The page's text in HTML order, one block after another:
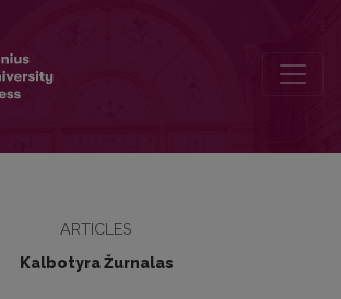
ARTICLES
Kalbotyra Žurnalas